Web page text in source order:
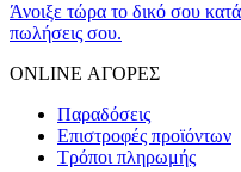
Άνοιξε τώρα το δικό σου
πωλήσεις σου.
ONLINE ΑΓΟΡΕΣ
Παραδόσεις
Επιστροφές προϊόντων
Τρόποι πληρωμής